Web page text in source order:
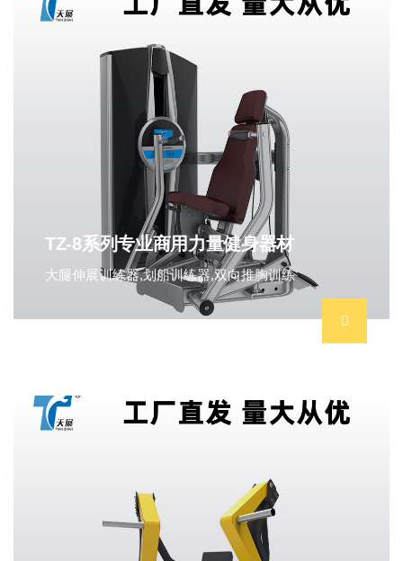
TZ-8系列专业商用力量健身器材
大腿伸展训练器,划船训练器,双向推胸训练